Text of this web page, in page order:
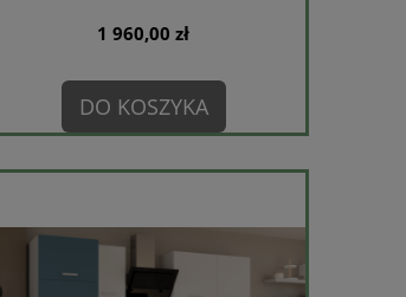
1 960,00 zł
DO KOSZYKA